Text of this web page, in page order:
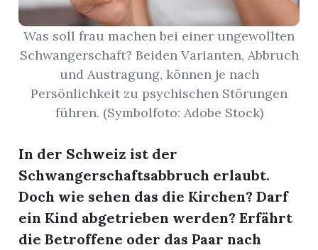
Was soll frau machen bei einer ungewollten
Schwangerschaft? Beiden Varianten, Abbruch
und Austragung, können je nach
Persönlichkeit zu psychischen Störungen
führen. (Symbolfoto: Adobe Stock)
In der Schweiz ist der
Schwangerschaftsabbruch erlaubt.
Doch wie sehen das die Kirchen? Darf
ein Kind abgetrieben werden? Erfährt
die Betroffene oder das Paar nach